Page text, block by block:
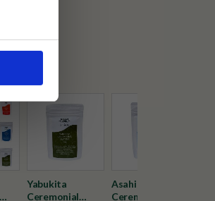
Yabukita
Ceremonial
Asahi
Ceremonial